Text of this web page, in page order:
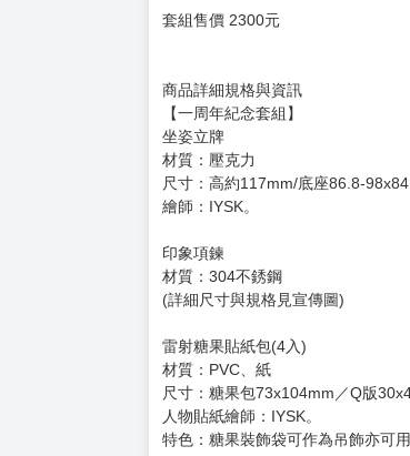
套組售價 2300元
商品詳細規格與資訊
【一周年紀念套組】
坐姿立牌
材質：壓克力
尺寸：高約117mm/底座86.8-
繪師：IYSK。
印象項鍊
材質：304不銹鋼
(詳細尺寸與規格見宣傳圖)
雷射糖果貼紙包(4入)
材質：PVC、紙
尺寸：糖果包73x104mm／Q版
人物貼紙繪師：IYSK。
特色：糖果裝飾袋可作為吊飾亦可